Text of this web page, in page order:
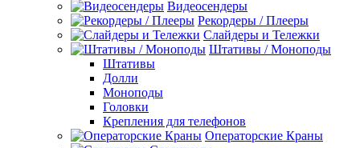
Видеосендеры
Рекордеры / Плееры
Слайдеры и Тележки
Штативы / Моноподы
Штативы
Долли
Моноподы
Головки
Крепления для телефонов
Операторские Краны